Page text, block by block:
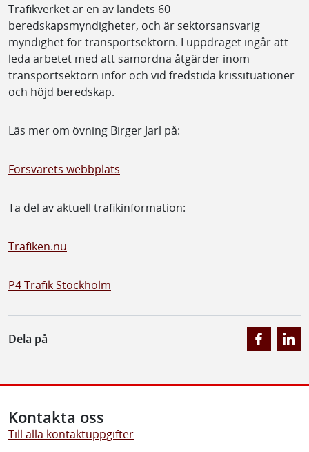
Trafikverket är en av landets 60
beredskapsmyndigheter, och är sektorsansvarig
myndighet för transportsektorn. I uppdraget ingår att
leda arbetet med att samordna åtgärder inom
transportsektorn inför och vid fredstida krissituationer
och höjd beredskap.
Läs mer om övning Birger Jarl på:
Försvarets webbplats
Ta del av aktuell trafikinformation:
Trafiken.nu
P4 Trafik Stockholm
Dela på
Kontakta oss
Till alla kontaktuppgifter